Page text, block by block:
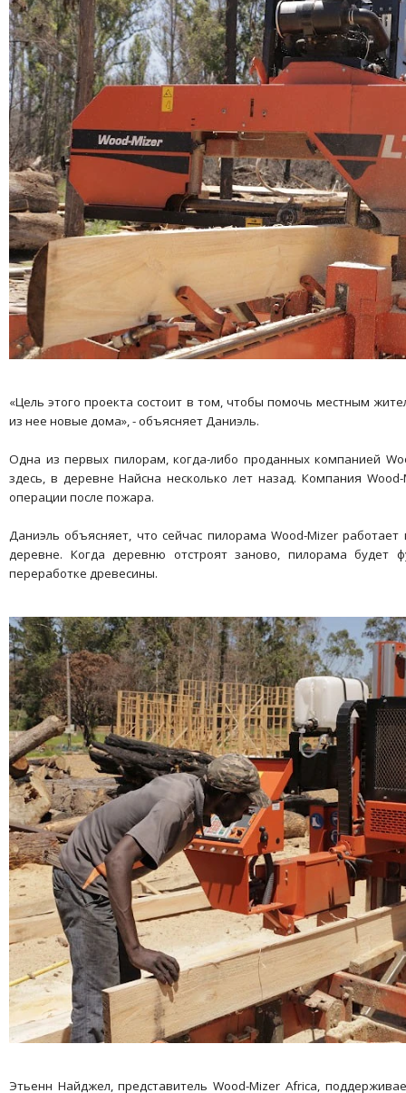
«Цель этого проекта состоит в том, чтобы помочь местным
из нее новые дома», - объясняет Даниэль.
Одна из первых пилорам, когда-либо проданных компанией
здесь, в деревне Найсна несколько лет назад. Компания
операции после пожара.
Даниэль объясняет, что сейчас пилорама Wood-Mizer работает
деревне. Когда деревню отстроят заново, пилорама будет
переработке древесины.
Этьенн Найджел, представитель Wood-Mizer Africa,